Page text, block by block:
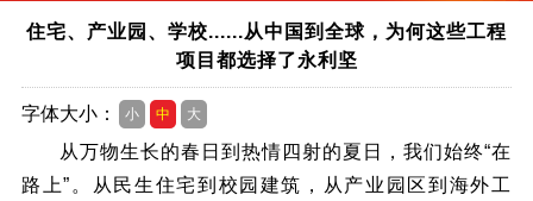
住宅、产业园、学校......从中国到全球，为何这些工程
项目都选择了永利坚
字体大小： 小 中 大
从万物生长的春日到热情四射的夏日，我们始终“在
路上”。从民生住宅到校园建筑，从产业园区到海外工